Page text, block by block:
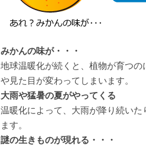
みかんの味が・・・
地球温暖化が続くと、植物が育つ
や見た目が変わってしまいます。
大雨や猛暑の夏がやってくる
温暖化によって、大雨が降り続い
ます。
謎の生きものが現れる・・・